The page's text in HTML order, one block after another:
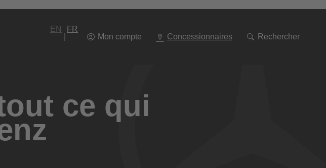
EN
FR
Mon compte
Concessionnaires Rechercher
à
ce qui